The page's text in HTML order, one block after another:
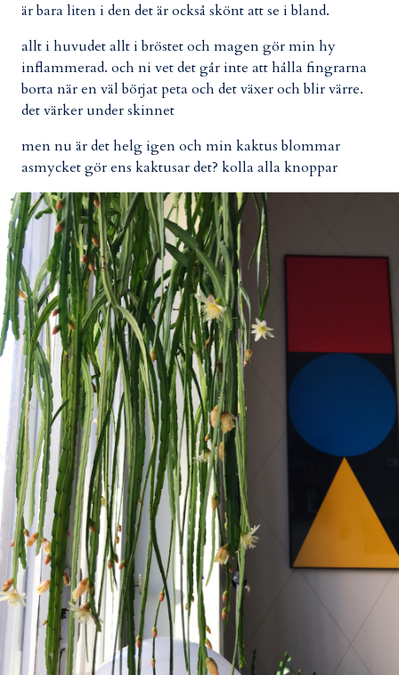
är bara liten i den det är också skönt att se i bland.
allt i huvudet allt i bröstet och magen gör min hy
inflammerad. och ni vet det går inte att hålla fingrarna
borta när en väl börjat peta och det växer och blir värre.
det värker under skinnet
men nu är det helg igen och min kaktus blommar
asmycket gör ens kaktusar det? kolla alla knoppar